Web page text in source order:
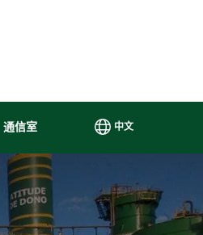
通信室 中文
EN
ES